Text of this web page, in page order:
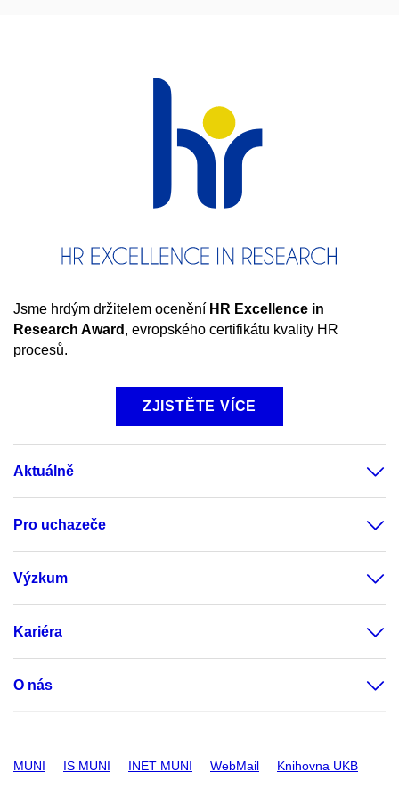
Jsme hrdým držitelem ocenění HR Excellence in
Research Award , evropského certifikátu kvality HR
procesů.
ZJISTĚTE VÍCE
Aktuálně
Pro uchazeče
Výzkum
Kariéra
O nás
MUNI IS MUNI INET MUNI WebMail Knihovna UKB